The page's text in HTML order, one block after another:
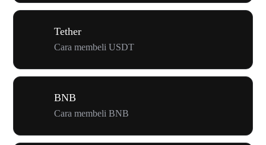
Tether
Cara membeli USDT
BNB
Cara membeli BNB